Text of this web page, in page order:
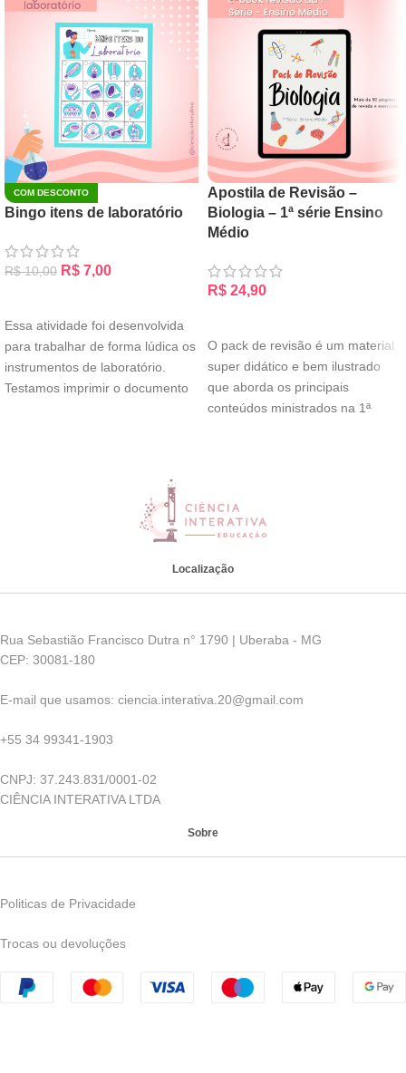
COM DESCONTO
Bingo itens de laboratório
R$10,00 R$ 7,00
Essa atividade foi desenvolvida
para trabalhar de forma lúdica os
instrumentos de laboratório.
Testamos imprimir o documento
Apostila de Revisão –
Biologia – 1ª série Ensino
Médio
R$ 24,90
O pack de revisão é um material
super didático e bem ilustrado
que aborda os principais
conteúdos ministrados na 1ª
Localização
Rua Sebastião Francisco Dutra n° 1790 | Uberaba - MG
CEP: 30081-180
E-mail que usamos: ciencia.interativa.20@gmail.com
+55 34 99341-1903
CNPJ: 37.243.831/0001-02
CIÊNCIA INTERATIVA LTDA
Sobre
Politicas de Privacidade
Trocas ou devoluções